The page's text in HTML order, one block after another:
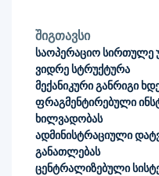
ᲨᲘᲒᲗᲐᲕᲡᲘ
საოპერაციო სირთულე
ვიდრე სტრუქტურა
მექანიკური განრიგი
ფრაგმენტირებული
ხილვადობას
ადმინისტრაციული
განათლებას
ცენტრალიზებული